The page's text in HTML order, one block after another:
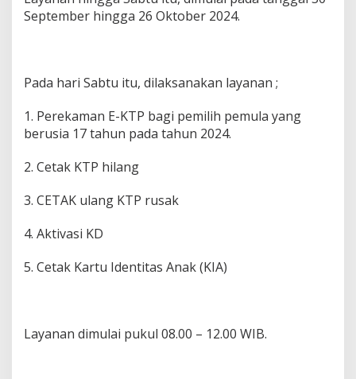
September hingga 26 Oktober 2024.
Pada hari Sabtu itu, dilaksanakan layanan ;
1. Perekaman E-KTP bagi pemilih pemula yang
berusia 17 tahun pada tahun 2024.
2. Cetak KTP hilang
3. CETAK ulang KTP rusak
4. Aktivasi KD
5. Cetak Kartu Identitas Anak (KIA)
Layanan dimulai pukul 08.00 – 12.00 WIB.